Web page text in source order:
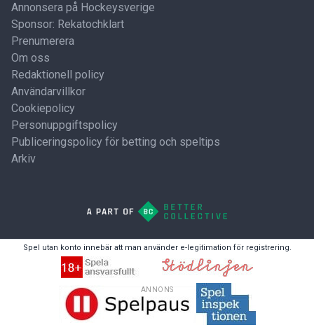
ANNONS
Annonsera på Hockeysverige
Sponsor: Rekatochklart
Prenumerera
Om oss
Redaktionell policy
Användarvillkor
Cookiepolicy
Personuppgiftspolicy
Publiceringspolicy för betting och speltips
Arkiv
Spel utan konto innebär att man använder e-legitimation för registrering.